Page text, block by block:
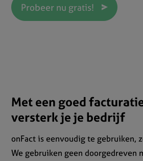
Probeer nu gratis!
Met een goed
versterk je je bedrijf
onFact is eenvoudig te gebruiken,
We gebruiken geen doorgedreven